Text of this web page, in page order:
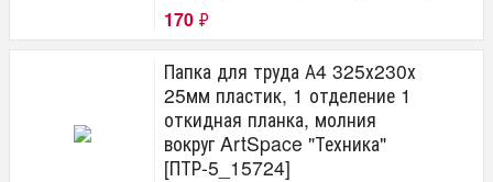
170 ₽
Папка для труда А4 325х230х
25мм пластик, 1 отделение 1
откидная планка, молния
вокруг ArtSpace "Техника"
[ПТР-5_15724]